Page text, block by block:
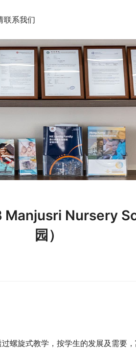
联系我们
Manjusri Nursery
园）
螺旋式教学，按学生的发展及需要